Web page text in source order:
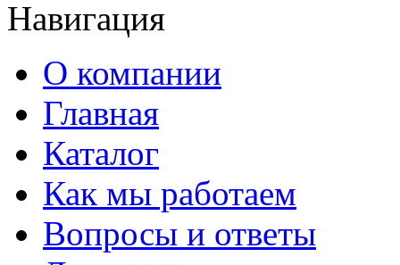
Навигация
О компании
Главная
Каталог
Как мы работаем
Вопросы и ответы